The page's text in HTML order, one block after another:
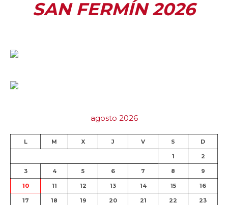
SAN FERMÍN 2026
agosto 2026
L M X J V S D
1 2
3 4 5 6 7 8 9
10 11 12 13 14 15 16
17 18 19 20 21 22 23